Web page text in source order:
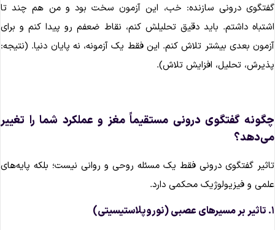
درونی سازنده: خب، این آزمون سخت بود و من هم چند تا
داشتم. باید دقیق تحلیلش کنم، نقاط ضعفم رو پیدا کنم و برای
بعدی بیشتر تلاش کنم. این فقط یک آزمونه، نه پایان دنیا. (نتیجه:
تحلیل، افزایش تلاش).
گفتگوی درونی مستقیماً مغز و عملکرد شما را تغییر
گفتگوی درونی فقط یک مسئله روحی و روانی نیست؛ بلکه پایه‌های
و فیزیولوژیک محکمی دارد.